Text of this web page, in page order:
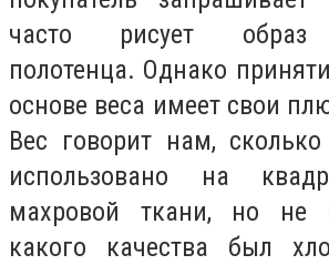
часто рисует образ
полотенца. Однако
основе веса имеет свои
Вес говорит нам,
использовано на
махровой ткани, но не
какого качества был